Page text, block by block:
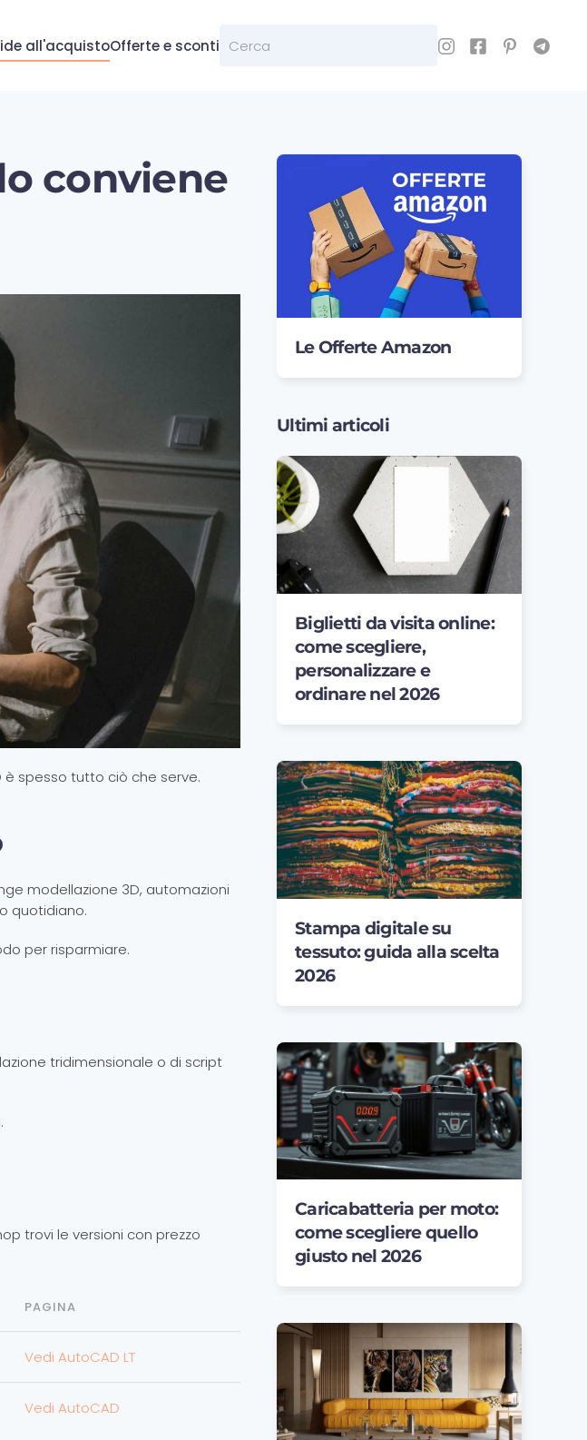
all'acquistoOfferte e sconti
conviene
spesso tutto ciò che serve.
modellazione 3D, automazioni
quotidiano.
per risparmiare.
tridimensionale o di script
trovi le versioni con prezzo
PAGINA
Vedi AutoCAD LT
Vedi AutoCAD
Le Offerte Amazon
Ultimi articoli
Biglietti da visita online:
come scegliere,
personalizzare e
ordinare nel 2026
Stampa digitale su
tessuto: guida alla scelta
2026
Caricabatteria per moto:
come scegliere quello
giusto nel 2026